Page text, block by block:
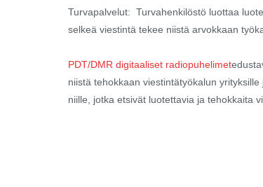
Turvapalvelut: Turvahenkilöstö luottaa
selkeä viestintä tekee niistä arvokkaan
PDT/DMR digitaaliset radiopuhelimet
niistä tehokkaan viestintätyökalun
niille, jotka etsivät luotettavia ja tehokkaita